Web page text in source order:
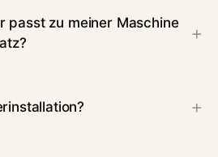
passt zu meiner Maschine